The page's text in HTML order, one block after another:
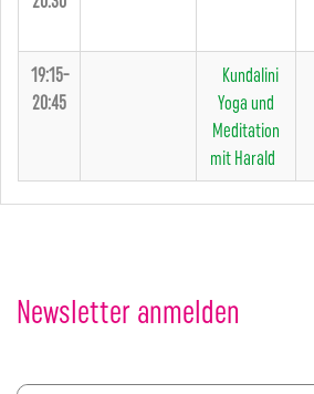
19:15-
20:45
Kundalini
Yoga und
Meditation
mit Harald
Newsletter anmelden